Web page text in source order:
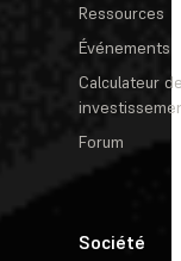
Ressources
Événements
Calculateur
Forum
Société